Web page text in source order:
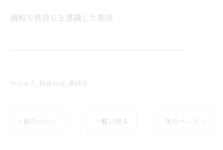
浦和で長持ちを意識した施術
----------------------------------------------------------------------
マツエク 似合わせ 長持ち
< 前のページ 一覧に戻る 次のページ >